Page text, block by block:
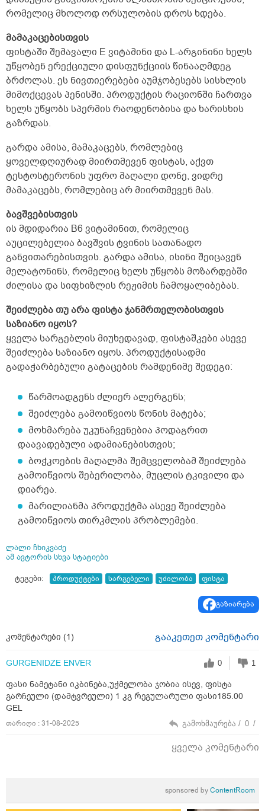
რომელიც მხოლოდ ორსულობის დროს ხდება.
მამაკაცებისთვის
ფისტაში შემავალი E ვიტამინი და L-არგინინი ხელს
უწყობენ ერექციული დისფუნქციის წინააღმდეგ
ბრძოლას. ეს ნივთიერებები აუმჯობესებს სისხლის
მიმოქცევას პენისში. პროდუქტის რაციონში ჩართვა
ხელს უწყობს სპერმის რაოდენობისა და ხარისხის
გაზრდას.
გარდა ამისა, მამაკაცებს, რომლებიც
ყოველდღიურად მიირთმევენ ფისტას, აქვთ
ტესტოსტერონის უფრო მაღალი დონე, ვიდრე
მამაკაცებს, რომლებიც არ მიირთმევენ მას.
ბავშვებისთვის
ის მდიდარია B6 ვიტამინით, რომელიც
აუცილებელია ბავშვის ტვინის სათანადო
განვითარებისთვის. გარდა ამისა, ისინი შეიცავენ
მელატონინს, რომელიც ხელს უწყობს მოზარდებში
ძილისა და სიფხიზლის რეჟიმის ჩამოყალიბებას.
შეიძლება თუ არა ფისტა ჯანმრთელობისთვის
საზიანო იყოს?
ყველა სარგებლის მიუხედავად, ფისტაშკები ასევე
შეიძლება საზიანო იყოს. პროდუქტისადმი
გადაჭარბებული გატაცების რამდენიმე შედეგი:
წარმოადგენს ძლიერ ალერგენს;
შეიძლება გამოიწვიოს წონის მატება;
მოხმარება უკუნაჩვენებია პოდაგრით
დაავადებული ადამიანებისთვის;
ბოჭკოების მაღალმა შემცველობამ შეიძლება
გამოიწვიოს შებერილობა, მუცლის ტკივილი და
დიარეა.
მარილიანმა პროდუქტმა ასევე შეიძლება
გამოიწვიოს თირკმლის პრობლემები.
ლალი ჩხიკვაძე
ამ ავტორის სხვა სტატიები
ტეგები: პროდუქტები სარგებელი უძილობა ფისტა
გაზიარება
კომენტარები (1) გააკეთეთ კომენტარი
GURGENIDZE ENVER 0 1
ფასი ნამეტანი იკბინება,უჭმელობა ჯობია ისევ, ფისტა
გარჩეული (დამტვრეული) 1 კგ Რეგულარული ფასი185.00
GEL
თარიღი : 31-08-2025 გამოხმაურება / 0 /
ყველა კომენტარი
sponsored byContentRoom